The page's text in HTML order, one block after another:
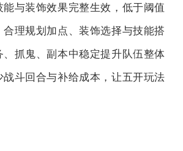
与装饰效果完整生效，低于阈值
理规划加点、装饰选择与技能搭
抓鬼、副本中稳定提升队伍整体
斗回合与补给成本，让五开玩法